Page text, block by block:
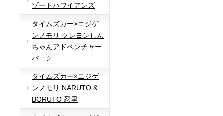
ゾートハワイアンズ
タイムズカー×ニジゲ
ンノモリ クレヨンしん
ちゃんアドベンチャー
パーク
タイムズカー×ニジゲ
ンノモリ NARUTO &
BORUTO 忍里